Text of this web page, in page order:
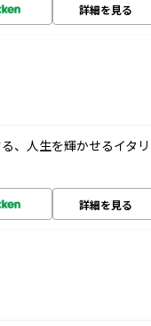
詳細を見る
、人生を輝かせるイタリ
詳細を見る